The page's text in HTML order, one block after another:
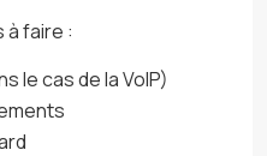
faire :
le cas de la VoIP)